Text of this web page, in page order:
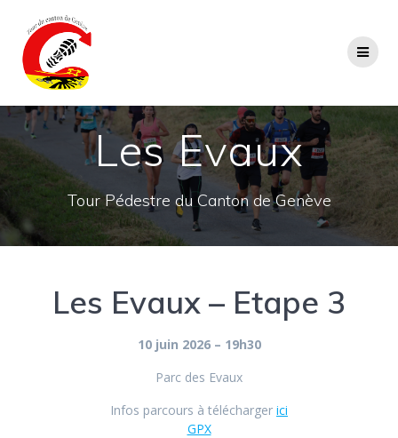
Les Evaux
Tour Pédestre du Canton de Genève
Les Evaux – Etape 3
10 juin 2026 – 19h30
Parc des Evaux
Infos parcours à télécharger ici
GPX